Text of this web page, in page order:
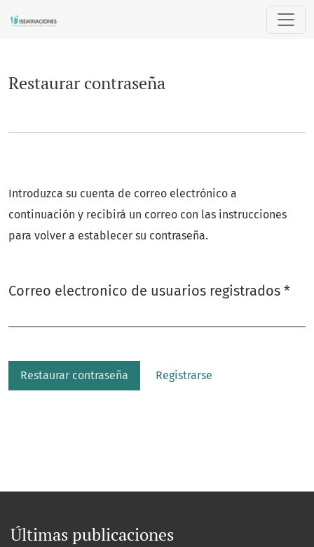
Restaurar contraseña
Introduzca su cuenta de correo electrónico a
continuación y recibirá un correo con las instrucciones
para volver a establecer su contraseña.
Correo electronico de usuarios registrados *
Restaurar contraseña Registrarse
Últimas publicaciones